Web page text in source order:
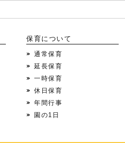
保育について
通常保育
延長保育
一時保育
休日保育
年間行事
園の1日